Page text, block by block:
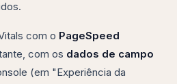
com o PageSpeed
com os dados de campo
(em "Experiência da